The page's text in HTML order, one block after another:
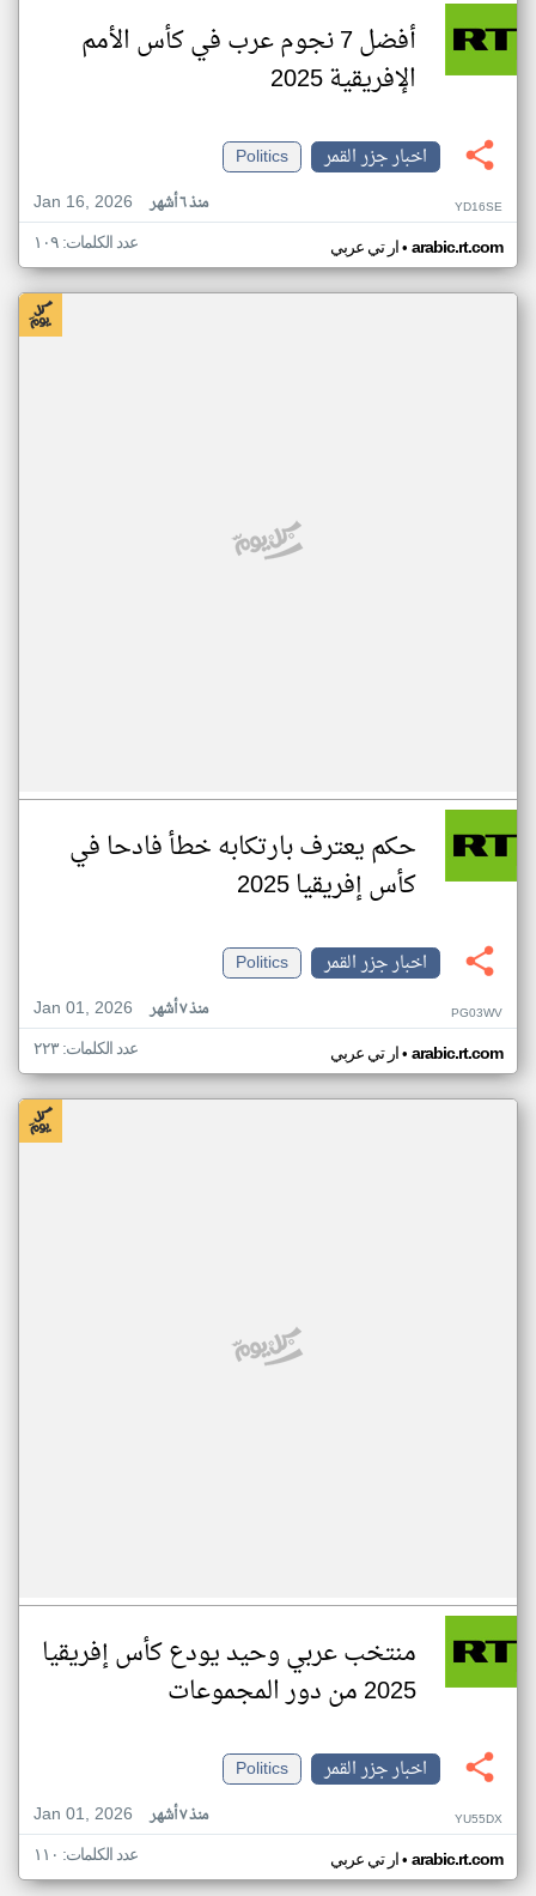
أفضل 7 نجوم عرب في كأس الأمم
الإفريقية 2025
اخبار جزر القمر
Politics
Jan 16, 2026
منذ ٦ أشهر YD16SE
ار تي عربي• arabic.rt.com عدد الكلمات: ١٠٩
حكم يعترف بارتكابه خطأ فادحا في
كأس إفريقيا 2025
اخبار جزر القمر
Politics
Jan 01, 2026
منذ ٧ أشهر PG03WV
ار تي عربي• arabic.rt.com عدد الكلمات: ٢٢٣
منتخب عربي وحيد يودع كأس إفريقيا
2025 من دور المجموعات
اخبار جزر القمر
Politics
Jan 01, 2026
منذ ٧ أشهر YU55DX
ار تي عربي• arabic.rt.com عدد الكلمات: ١١٠